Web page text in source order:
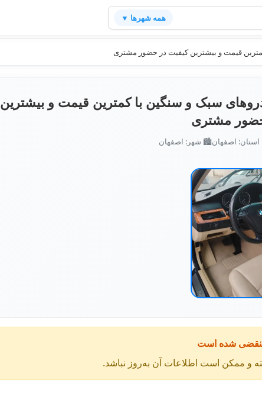
همه شهرها ▼
قیمت و بیشترین کیفیت در حضور مشتری
سبک و سنگین با کمترین قیمت و بیشترین
مشتری
استان: اصفهان🏙️ شهر: اصفهان
شده است